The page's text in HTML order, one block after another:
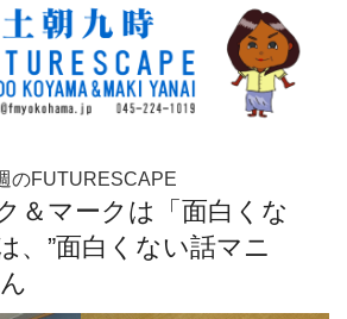
のFUTURESCAPE
＆マークは「面白くな
、”面白くない話マニ